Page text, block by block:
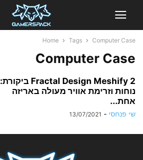
Home Tags Computer Case
Computer Case
Fractal Design Meshify 2 ביקורת:
נוחות וזרימת אוויר מעולה באריזה
אחת...
שי פנחסי -
13/07/2021